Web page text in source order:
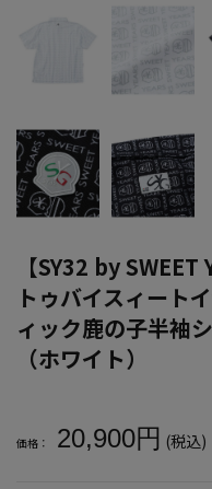
【SY32 by
トゥバイスィート
ィック鹿の子半袖
（ホワイト）
価格： 20,900円 (税込)